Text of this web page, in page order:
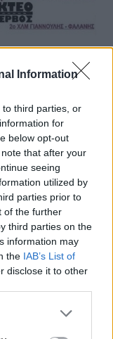
Information
third parties, or
for
below opt-out
that after your
seeing
utilized by
parties prior to
of the further
third parties on the
information may
the IAB’s List of
disclose it to other